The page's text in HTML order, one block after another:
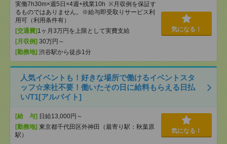
実働7h30m×週5日×4週+残業10h ※月収例を保証す
るものではありません。※給与即受取りサービス利
用可（利用条件有）
[交通費] 1ヶ月3万円を上限として実費支給
[月収例] 30万円～
[勤務地] 渋谷駅から徒歩1分
気になる！
人気イベントも！好きな場所で働けるイベントスタ
ッフ☆来社不要！働いたその日に給料もらえる日払
い/T1[アルバイト]
[給 与] 日給13,000円～
[勤務地] 東京都千代田区外神田（最寄り駅：秋葉原
駅）
気になる！